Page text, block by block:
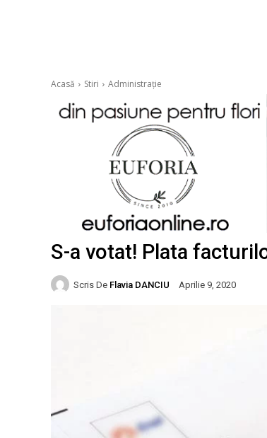
Acasă Stiri Administrație
S-a votat! Plata
Scris De Flavia DANCIU Aprilie 9, 2020